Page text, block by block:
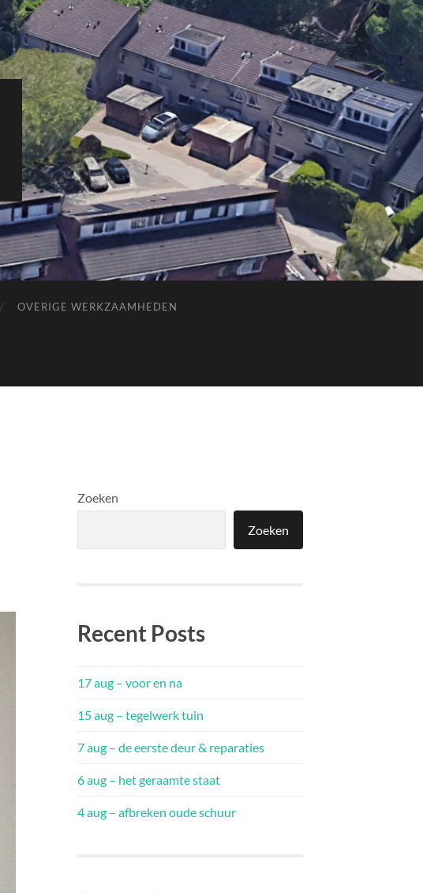
OVERIGE WERKZAAMHEDEN
Zoeken
Zoeken
Recent Posts
17 aug – voor en na
15 aug – tegelwerk tuin
7 aug – de eerste deur & reparaties
6 aug – het geraamte staat
4 aug – afbreken oude schuur